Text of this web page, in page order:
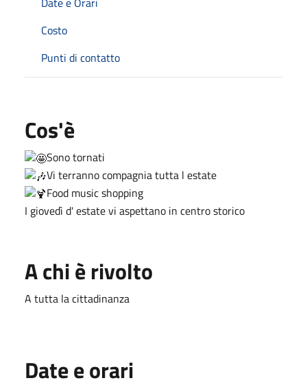
Costo
Punti di contatto
Cos'è
Sono tornati
Vi terranno compagnia tutta l estate
Food music shopping
I giovedì d' estate vi aspettano in centro storico
A chi è rivolto
A tutta la cittadinanza
Date e orari